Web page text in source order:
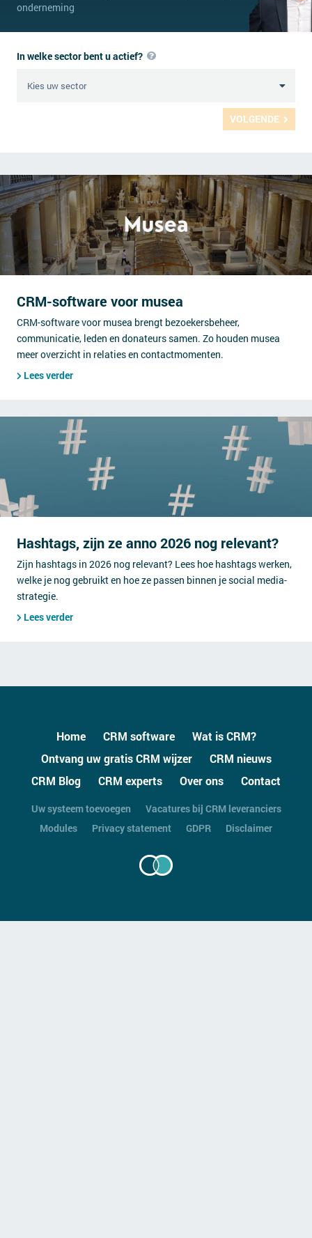
onderneming
VOLGENDE
In welke sector bent u actief?
CRM-software voor musea
CRM-software voor musea brengt bezoekersbeheer,
communicatie, leden en donateurs samen. Zo houden musea
meer overzicht in relaties en contactmomenten.
Lees verder
Hashtags, zijn ze anno 2026 nog relevant?
Zijn hashtags in 2026 nog relevant? Lees hoe hashtags werken,
welke je nog gebruikt en hoe ze passen binnen je social media-
strategie.
Lees verder
Home CRM software
Wat is CRM?
Ontvang uw gratis CRM wijzer
CRM nieuws
CRM Blog
CRM experts Over ons Contact
Uw systeem toevoegen
Vacatures bij CRM leveranciers
Modules
Privacy statement GDPR Disclaimer